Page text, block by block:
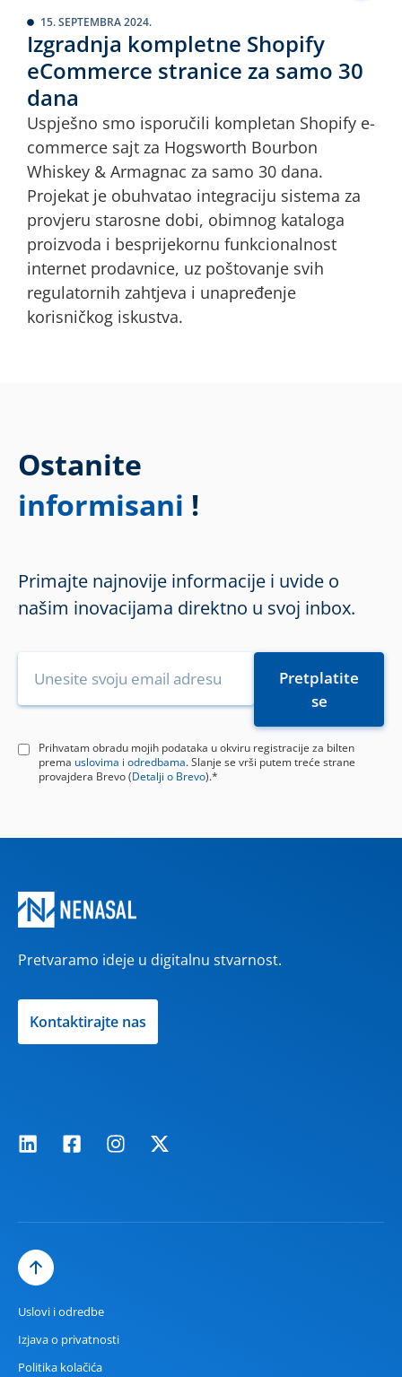
15. SEPTEMBRA 2024.
Izgradnja kompletne Shopify
eCommerce stranice za samo 30
dana
Uspješno smo isporučili kompletan Shopify e-
commerce sajt za Hogsworth Bourbon
Whiskey & Armagnac za samo 30 dana.
Projekat je obuhvatao integraciju sistema za
provjeru starosne dobi, obimnog kataloga
proizvoda i besprijekornu funkcionalnost
internet prodavnice, uz poštovanje svih
regulatornih zahtjeva i unapređenje
korisničkog iskustva.
Ostanite
ažurirani !
Primajte najnovije informacije i uvide o
našim inovacijama direktno u svoj inbox.
Prihvatam obradu mojih podataka u okviru registracije za bilten
prema uslovima i odredbama. Slanje se vrši putem treće strane
provajdera Brevo (Detalji o Brevo).*
Pretvaramo ideje u digitalnu stvarnost.
Kontaktirajte nas
Uslovi i odredbe
Izjava o privatnosti
Politika kolačića